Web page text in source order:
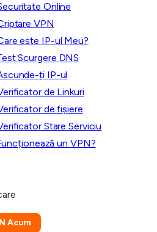
Online
VPN
este IP-ul Meu?
Scurgere DNS
ți IP-ul
de Linkuri
de fișiere
Stare Serviciu
un VPN?
Acum